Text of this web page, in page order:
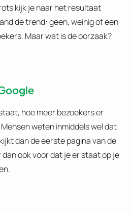
kijk je naar het resultaat
de trend: geen, weinig of een
Maar wat is de oorzaak?
hoe meer bezoekers er
weten inmiddels wel dat
dan de eerste pagina van de
ook voor dat je er staat op je